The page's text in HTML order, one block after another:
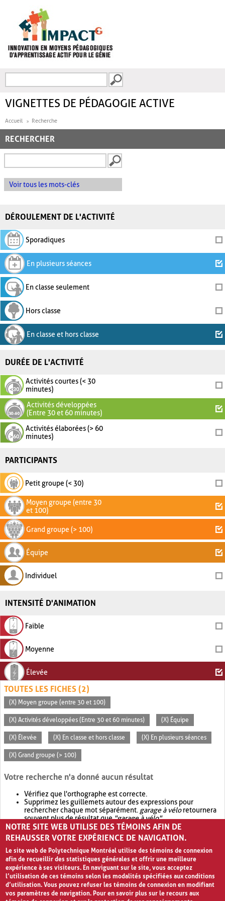
FORMULAIRE DE
VIGNETTES DE PÉDAGOGIE ACTIVE
Accueil Recherche
RECHERCHER
Voir tous les mots-clés
DÉROULEMENT DE L'ACTIVITÉ
Sporadiques
En plusieurs séances
En classe seulement
Hors classe
En classe et hors classe
DURÉE DE L'ACTIVITÉ
Activités courtes (< 30
minutes)
Activités développées
(Entre 30 et 60 minutes)
Activités élaborées (> 60
minutes)
PARTICIPANTS
Petit groupe (< 30)
Moyen groupe (entre 30
et 100)
Grand groupe (> 100)
Équipe
Individuel
INTENSITÉ D'ANIMATION
Faible
Moyenne
Élevée
TOUTES LES FICHES (2)
(X) Moyen groupe (entre 30 et 100)
(X) Activités développées (Entre 30 et 60 minutes) (X) Équipe
(X) Élevée (X) En classe et hors classe (X) En plusieurs séances
(X) Grand groupe (> 100)
Votre recherche n'a donné aucun résultat
Vérifiez que l'orthographe est correcte.
Supprimez les guillemets autour des expressions pour
rechercher chaque mot séparément. garage à véloretournera
souvent plus de résultat que"garage à vélo".
Envisagez d'élargir votre recherche avec OR.garage OR vélo
retournera souvent plus de résultat quegarage à vélo
NOTRE SITE WEB UTILISE DES TÉMOINS AFIN DE
REHAUSSER VOTRE EXPÉRIENCE DE NAVIGATION.
Le site web de Polytechnique Montréal utilise des témoins de connexion
afin de recueillir des statistiques générales et offrir une meilleure
expérience à ses visiteurs. En naviguant sur le site, vous acceptez
l’utilisation de ces témoins selon les modalités spécifiées aux conditions
d’utilisation. Vous pouvez refuser les témoins de connexion en modifiant
vos paramètres de navigation. Pour en savoir plus sur le recours aux